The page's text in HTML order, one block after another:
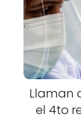
Llaman
el 4to